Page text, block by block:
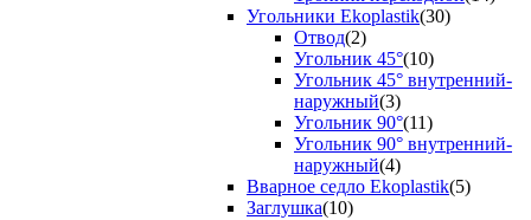
Угольники Ekoplastik(30)
Отвод(2)
Угольник 45°(10)
Угольник 45° внутренний-
наружный(3)
Угольник 90°(11)
Угольник 90° внутренний-
наружный(4)
Вварное седло Ekoplastik(5)
Заглушка(10)